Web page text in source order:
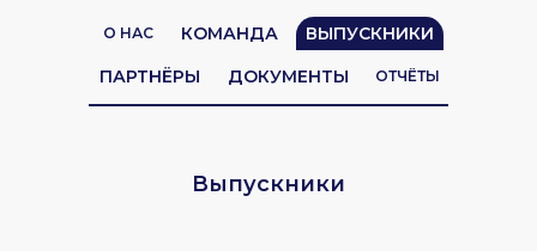
О НАС КОМАНДА ВЫПУСКНИКИ
ПАРТНЁРЫ ДОКУМЕНТЫ ОТЧЁТЫ
Выпускники